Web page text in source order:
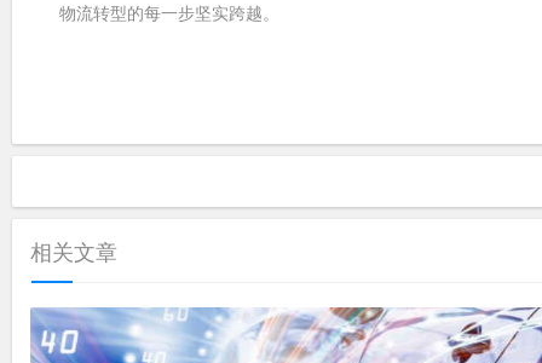
物流转型的每一步坚实跨越。
相关文章